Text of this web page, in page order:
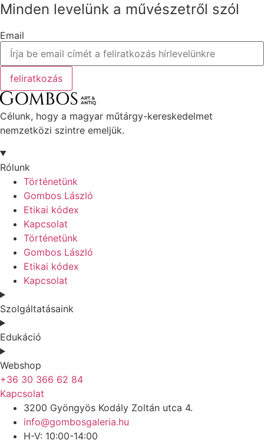
Minden levelünk a művészetről szól
Email
feliratkozás
Célunk, hogy a magyar műtárgy-kereskedelmet
nemzetközi szintre emeljük.
Rólunk
Történetünk
Gombos László
Etikai kódex
Kapcsolat
Történetünk
Gombos László
Etikai kódex
Kapcsolat
Szolgáltatásaink
Edukáció
Webshop
+36 30 366 62 84
Kapcsolat
3200 Gyöngyös Kodály Zoltán utca 4.
info@gombosgaleria.hu
H-V: 10:00-14:00